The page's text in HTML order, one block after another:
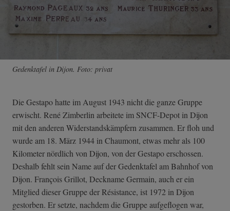
Gedenktafel in Dijon. Foto: privat
Die Gestapo hatte im August 1943 nicht die ganze Gruppe
erwischt. René Zimberlin arbeitete im SNCF-Depot in Dijon
mit den anderen Widerstandskämpfern zusammen. Er floh und
wurde am 18. März 1944 in Chaumont, etwas mehr als 100
Kilometer nördlich von Dijon, von der Gestapo erschossen.
Deshalb fehlt sein Name auf der Gedenktafel am Bahnhof von
Dijon. François Grillot, Deckname Germain, auch er ein
Mitglied dieser Gruppe der Résistance, ist 1972 in Dijon
gestorben. Er setzte, nachdem die Gruppe aufgeflogen war,